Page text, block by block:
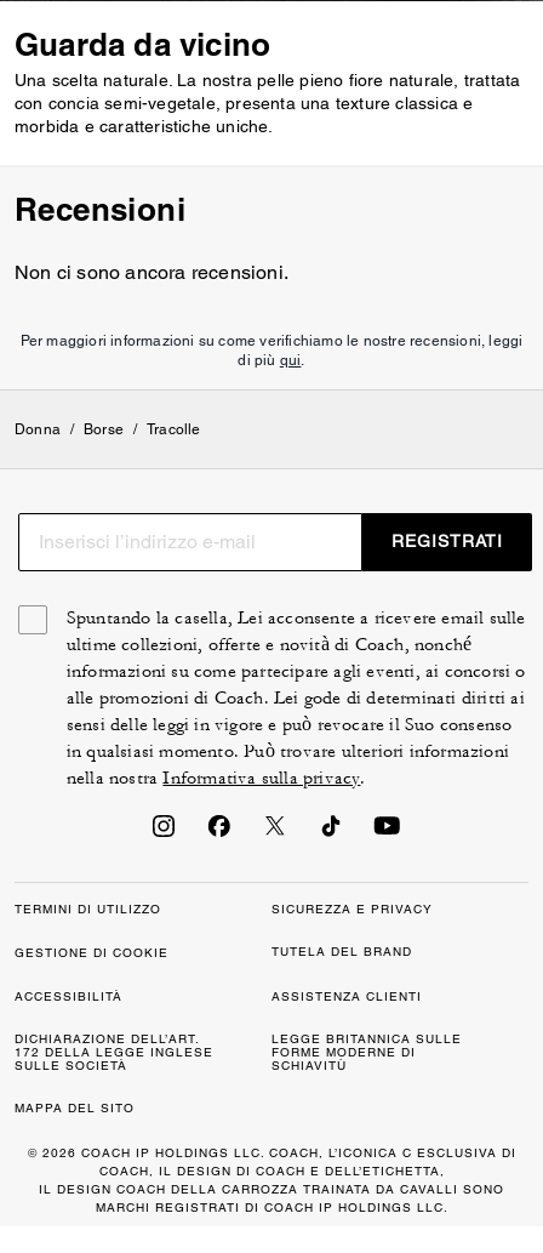
Guarda da vicino
Una scelta naturale. La nostra pelle pieno fiore naturale, trattata
con concia semi-vegetale, presenta una texture classica e
morbida e caratteristiche uniche.
Recensioni
Non ci sono ancora recensioni.
Per maggiori informazioni su come verifichiamo le nostre recensioni, leggi
di più qui
Donna / Borse / Tracolle
REGISTRATI
Spuntando la casella, Lei acconsente a ricevere email sulle
ultime collezioni, offerte e novità di Coach, nonché
informazioni su come partecipare agli eventi, ai concorsi o
alle promozioni di Coach. Lei gode di determinati diritti ai
sensi delle leggi in vigore e può revocare il Suo consenso
in qualsiasi momento. Può trovare ulteriori informazioni
nella nostraInformativa sulla privacy.
TERMINI DI UTILIZZO SICUREZZA E PRIVACY
GESTIONE DI COOKIE TUTELA DEL BRAND
ACCESSIBILITÀ ASSISTENZA CLIENTI
DICHIARAZIONE DELL’ART.
172 DELLA LEGGE INGLESE
SULLE SOCIETÀ
LEGGE BRITANNICA SULLE
FORME MODERNE DI
SCHIAVITÙ
MAPPA DEL SITO
© 2026 COACH IP HOLDINGS LLC. COACH, L’ICONICA C ESCLUSIVA DI
COACH, IL DESIGN DI COACH E DELL’ETICHETTA,
IL DESIGN COACH DELLA CARROZZA TRAINATA DA CAVALLI SONO
MARCHI REGISTRATI DI COACH IP HOLDINGS LLC.